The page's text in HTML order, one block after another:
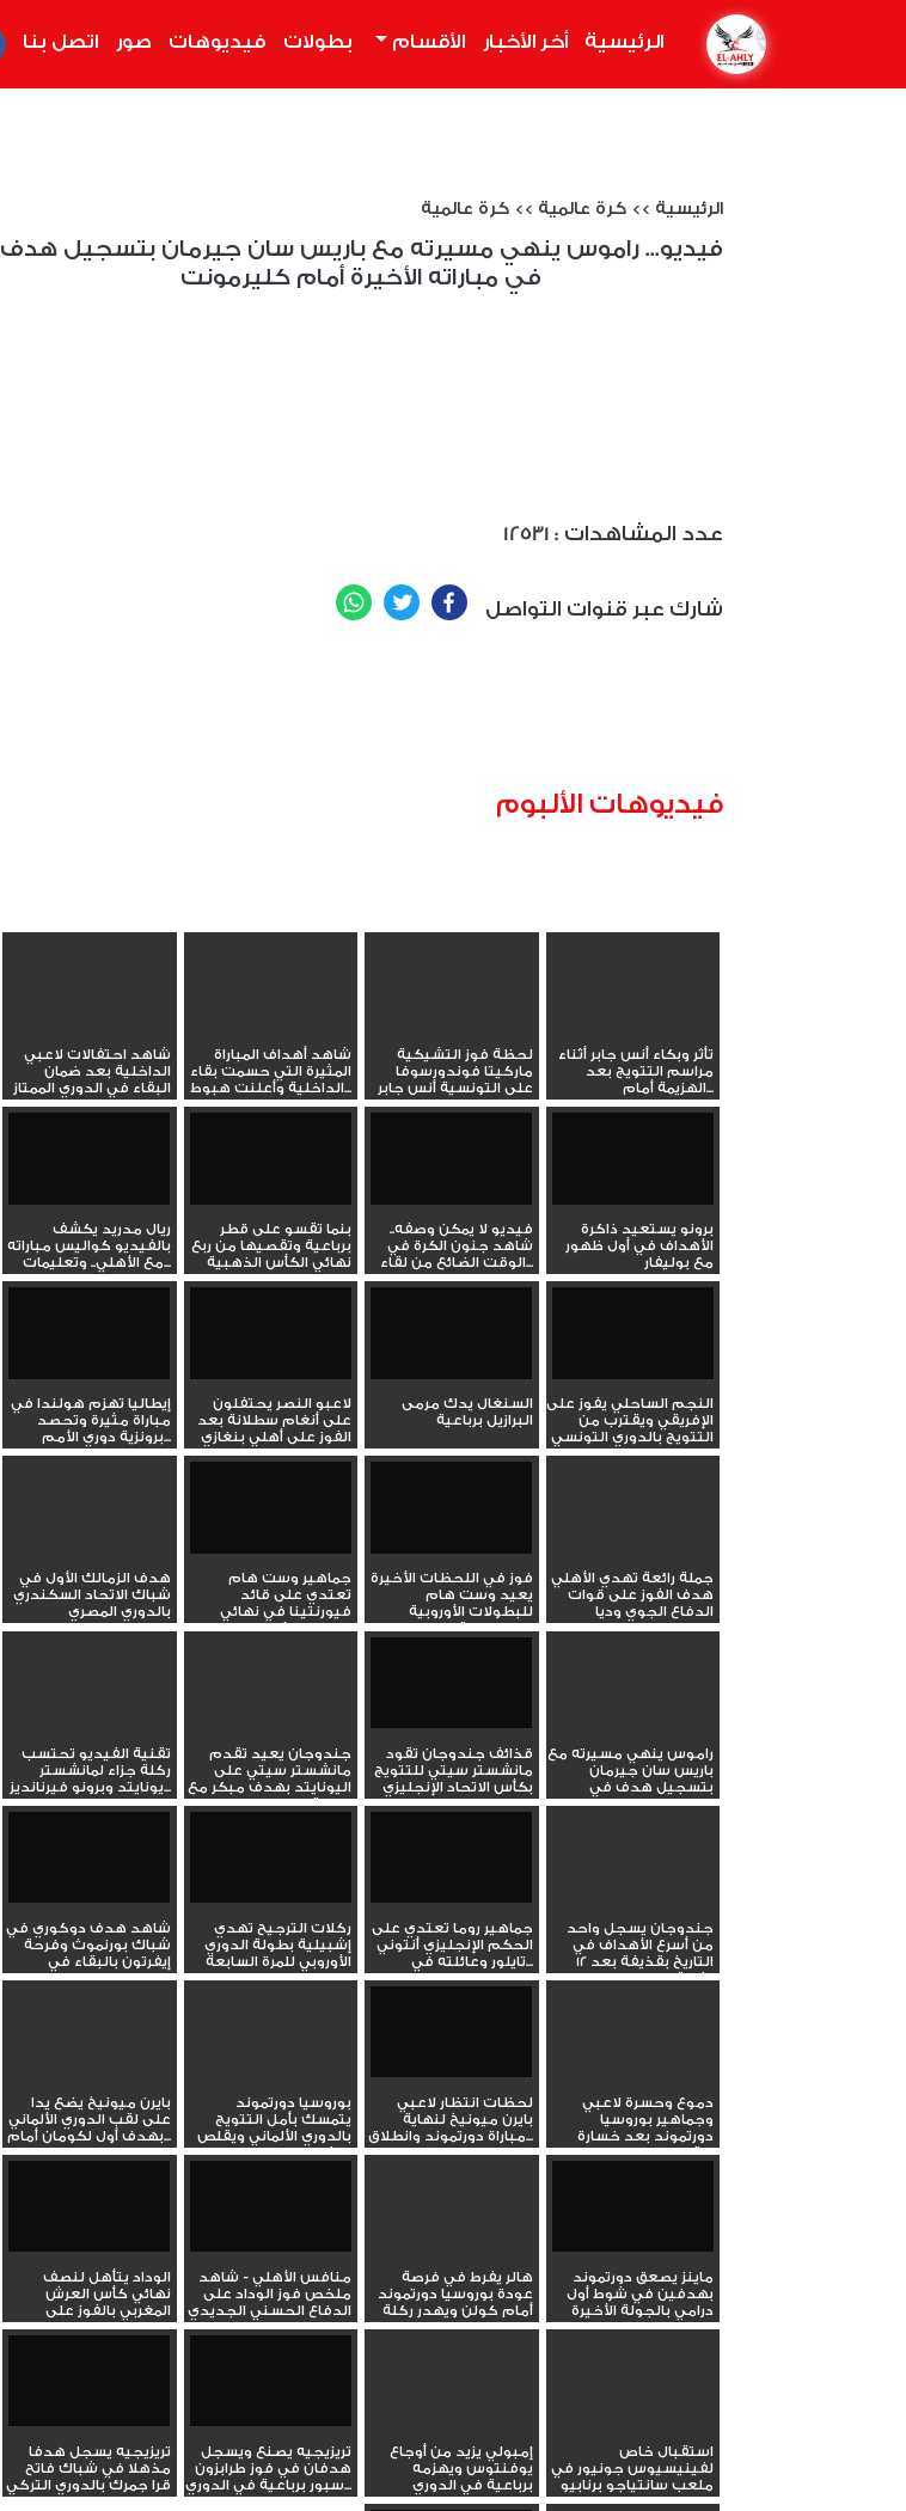
الرئيسية أخر الأخبار الأقسام بطولات فيديوهات صور اتصل بنا
الرئيسية >> كرة عالمية >> كرة عالمية
فيديو... راموس ينهي مسيرته مع باريس سان جيرمان بتسجيل هدف
في مباراته الأخيرة أمام كليرمونت
12531 : عدد المشاهدات
شارك عبر قنوات التواصل Facebook
Twitter
WhatsApp
فيديوهات الألبوم
تأثر وبكاء أنس جابر أثناء
مراسم التتويج بعد
الهزيمة أمام...
لحظة فوز التشيكية
ماركيتا فوندورسوفا
على التونسية أنس جابر
في...
شاهد أهداف المباراة
المثيرة التي حسمت بقاء
الداخلية وأعلنت هبوط...
شاهد احتفالات لاعبي
الداخلية بعد ضمان
البقاء في الدوري الممتاز
على...
برونو يستعيد ذاكرة
الأهداف في أول ظهور
مع بوليفار
فيديو لا يمكن وصفه..
شاهد جنون الكرة في
الوقت الضائع من لقاء...
بنما تقسو على قطر
برباعية وتقصيها من ربع
نهائي الكأس الذهبية
ريال مدريد يكشف
بالفيديو كواليس مباراته
مع الأهلي.. وتعليمات...
النجم الساحلي يفوز على
الإفريقي ويقترب من
التتويج بالدوري التونسي
السنغال يدك مرمى
البرازيل برباعية
لاعبو النصر يحتفلون
على أنغام سطلانة بعد
الفوز على أهلي بنغازي
في...
إيطاليا تهزم هولندا في
مباراة مثيرة وتحصد
برونزية دوري الأمم...
جملة رائعة تهدي الأهلي
هدف الفوز على قوات
الدفاع الجوي وديا
فوز في اللحظات الأخيرة
يعيد وست هام
للبطولات الأوروبية
ويمنحه لقب...
جماهير وست هام
تعتدي على قائد
فيورنتينا في نهائي
دوري المؤتمر...
هدف الزمالك الأول في
شباك الاتحاد السكندري
بالدوري المصري
راموس ينهي مسيرته مع
باريس سان جيرمان
بتسجيل هدف في
مباراته...
قذائف جندوجان تقود
مانشستر سيتي للتتويج
بكأس الاتحاد الإنجليزي
على...
جندوجان يعيد تقدم
مانشستر سيتي على
اليونايتد بهدف مبكر مع
بداية...
تقنية الفيديو تحتسب
ركلة جزاء لمانشستر
يونايتد وبرونو فيرنانديز...
جندوجان يسجل واحد
من أسرع الأهداف في
التاريخ بقذيفة بعد 12
ثانية...
جماهير روما تعتدي على
الحكم الإنجليزي أنتوني
تايلور وعائلته في...
ركلات الترجيح تهدي
إشبيلية بطولة الدوري
الأوروبي للمرة السابعة
على...
شاهد هدف دوكوري في
شباك بورنموث وفرحة
إيفرتون بالبقاء في
الدوري...
دموع وحسرة لاعبي
وجماهير بوروسيا
دورتموند بعد خسارة
لقب الدوري...
لحظات انتظار لاعبي
بايرن ميونيخ لنهاية
مباراة دورتموند وانطلاق...
بوروسيا دورتموند
يتمسك بأمل التتويج
بالدوري الألماني ويقلص
الفارق...
بايرن ميونيخ يضع يدا
على لقب الدوري الألماني
بهدف أول لكومان أمام...
ماينز يصعق دورتموند
بهدفين في شوط أول
درامي بالجولة الأخيرة
من...
هالر يفرط في فرصة
عودة بوروسيا دورتموند
أمام كولن ويهدر ركلة
جزاء...
منافس الأهلي - شاهد
ملخص فوز الوداد على
الدفاع الحسني الجديدي
في...
الوداد يتأهل لنصف
نهائي كأس العرش
المغربي بالفوز على
الدفاع الحسني...
استقبال خاص
لفينيسيوس جونيور في
ملعب سانتياجو برنابيو
لدعمه بعد...
إمبولي يزيد من أوجاع
يوفنتوس ويهزمه
برباعية في الدوري
الإيطالي
تريزيجيه يصنع ويسجل
هدفان في فوز طرابزون
سبور برباعية في الدوري...
تريزيجيه يسجل هدفا
مذهلا في شباك فاتح
قرا جمرك بالدوري التركي